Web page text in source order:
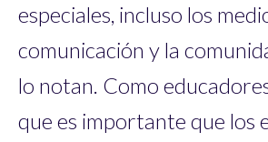
especiales, incluso los
comunicación y la
lo notan. Como
que es importante que los